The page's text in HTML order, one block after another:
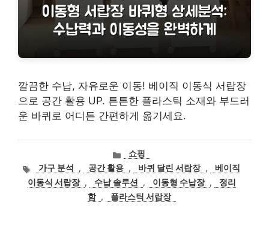
깔끔한 수납, 자유로운 이동! 베이직 이동식 서랍장
으로 공간 활용 UP. 튼튼한 플라스틱 소재와 부드러
운 바퀴로 어디든 간편하게 옮기세요.
카
고
리
쇼핑
태
그
가구 분석 , 공간 활용 , 바퀴 달린 서랍장 ,
베이직
이동식 서랍장 , 수납 솔루션 , 이동형 수납장 ,
정리
함 , 플라스틱 서랍장